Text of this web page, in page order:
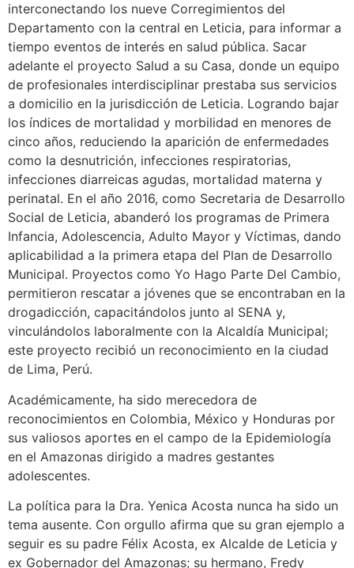
interconectando los nueve Corregimientos del
Departamento con la central en Leticia, para informar a
tiempo eventos de interés en salud pública. Sacar
adelante el proyecto Salud a su Casa, donde un equipo
de profesionales interdisciplinar prestaba sus servicios
a domicilio en la jurisdicción de Leticia. Logrando bajar
los índices de mortalidad y morbilidad en menores de
cinco años, reduciendo la aparición de enfermedades
como la desnutrición, infecciones respiratorias,
infecciones diarreicas agudas, mortalidad materna y
perinatal. En el año 2016, como Secretaria de Desarrollo
Social de Leticia, abanderó los programas de Primera
Infancia, Adolescencia, Adulto Mayor y Víctimas, dando
aplicabilidad a la primera etapa del Plan de Desarrollo
Municipal. Proyectos como Yo Hago Parte Del Cambio,
permitieron rescatar a jóvenes que se encontraban en la
drogadicción, capacitándolos junto al SENA y,
vinculándolos laboralmente con la Alcaldía Municipal;
este proyecto recibió un reconocimiento en la ciudad
de Lima, Perú.
Académicamente, ha sido merecedora de
reconocimientos en Colombia, México y Honduras por
sus valiosos aportes en el campo de la Epidemiología
en el Amazonas dirigido a madres gestantes
adolescentes.
La política para la Dra. Yenica Acosta nunca ha sido un
tema ausente. Con orgullo afirma que su gran ejemplo a
seguir es su padre Félix Acosta, ex Alcalde de Leticia y
ex Gobernador del Amazonas; su hermano, Fredy